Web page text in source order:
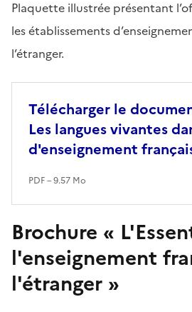
Plaquette illustrée présentant
les établissements
l’étranger.
Télécharger le
Les langues vivantes
d'enseignement
PDF – 9.57 Mo
Brochure «
l'enseignement
l'étranger »